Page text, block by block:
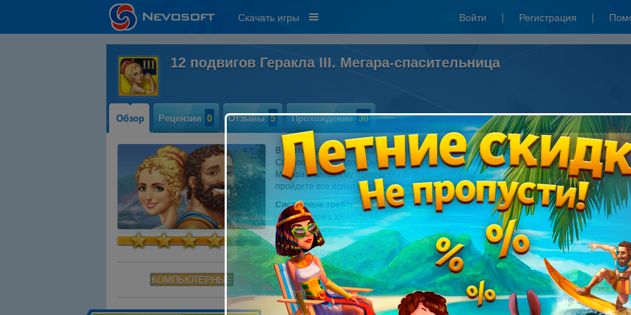
Скачать игры Войти | Регистрация |
12 подвигов Геракла III. Мегара-спасительница
Обзор Рецензии 0 Отзывы 5 Прохождение 30
КОМПЬЮТЕРНЫЕ
В третей части серии игр о подвигах Геракла наш герой сражается с чудовищами
Сциллой и Харбидой. Они пленили отважного Геракла и теперь только жена героя -
Мегара в силах ему помочь. Вы будете сопровождать их на протяжении всей игры и
пройдете все испытания: от непроходимых лесов Амазонии до высот Олимпа!
Системные требования:
- OS: Windows XP/Vista/Win7/8
- CPU: 1.0 GHz
- RAM: 512 MB
- DirectX: 9.0
- Hard Drive: 213 MB